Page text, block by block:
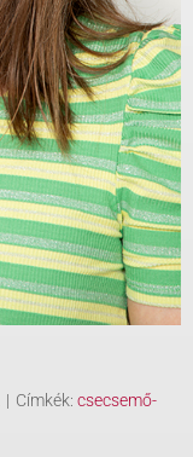
| Címkék: csecsemő-